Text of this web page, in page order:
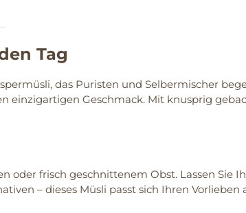
Tag
das Puristen und Selbermischer
einzigartigen Geschmack. Mit knusprig
oder frisch geschnittenem Obst. Lassen Sie
– dieses Müsli passt sich Ihren Vorlieben